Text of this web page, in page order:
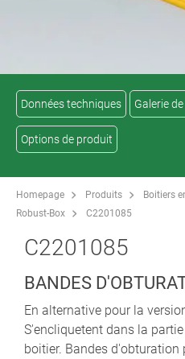
Données techniques Galerie
Options de produit
Homepage Produits Boitiers
Robust-Box
C2201085
C2201085
BANDES
En alternative pour la
S'encliquetent dans la
boitier. Bandes d'obturation